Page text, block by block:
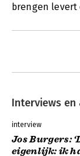
brengen levert
Interviews en
interview
Jos Burgers:
eigenlijk: ik